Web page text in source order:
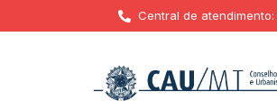
Central de